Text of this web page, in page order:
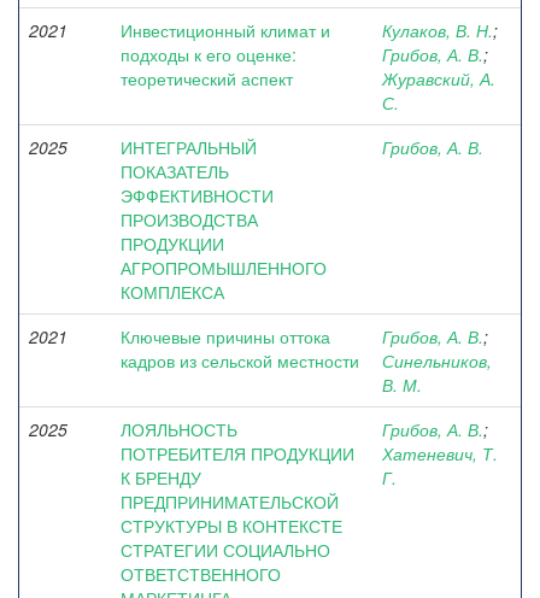
2021
Инвестиционный климат и
подходы к его оценке:
теоретический аспект
Кулаков, В. Н.;
Грибов, А. В.;
Журавский, А.
С.
2025
ИНТЕГРАЛЬНЫЙ
ПОКАЗАТЕЛЬ
ЭФФЕКТИВНОСТИ
ПРОИЗВОДСТВА
ПРОДУКЦИИ
АГРОПРОМЫШЛЕННОГО
КОМПЛЕКСА
Грибов, А. В.
2021
Ключевые причины оттока
кадров из сельской местности
Грибов, А. В.;
Синельников,
В. М.
2025
ЛОЯЛЬНОСТЬ
ПОТРЕБИТЕЛЯ ПРОДУКЦИИ
К БРЕНДУ
ПРЕДПРИНИМАТЕЛЬСКОЙ
СТРУКТУРЫ В КОНТЕКСТЕ
СТРАТЕГИИ СОЦИАЛЬНО
ОТВЕТСТВЕННОГО
Грибов, А. В.;
Хатеневич, Т.
Г.